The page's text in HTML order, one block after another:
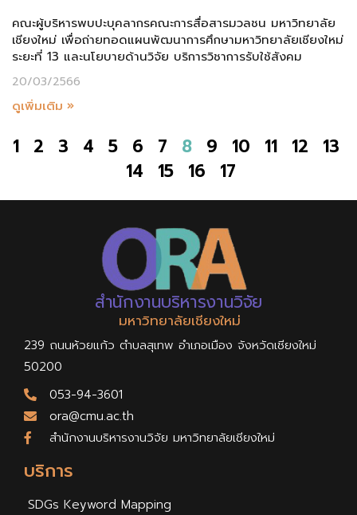
คณะผู้บริหารพบปะบุคลากรคณะการสื่อสารมวลชน มหาวิทยาลัย
เชียงใหม่ เพื่อถ่ายทอดแผนพัฒนาการศึกษามหาวิทยาลัยเชียงใหม่
ระยะที่ 13 และนโยบายด้านวิจัย บริการวิชาการรับใช้สังคม
20/03/2566
ดูเพิ่มเติม »
1 2 3 4 5 6 7 8 9 10 11 12
13
14
15 16 17
บริการ
SDGs Keyword Mapping
สำนักงานบริหารงานวิจัย
มหาวิทยาลัยเชียงใหม่
239 ถนนห้วยแก้ว ตำบลสุเทพ อำเภอเมือง จังหวัดเชียงใหม่
50200
053-94-3601
ora@cmu.ac.th
สำนักงานบริหารงานวิจัย มหาวิทยาลัยเชียงใหม่